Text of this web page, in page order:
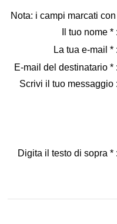
Nota: i campi marcati
Il tuo nome * :
La tua e-mail * :
E-mail del destinatario * :
Scrivi il tuo messaggio :
Digita il testo di sopra * :